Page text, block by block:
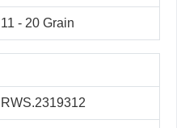
11 - 20 Grain
RWS.2319312